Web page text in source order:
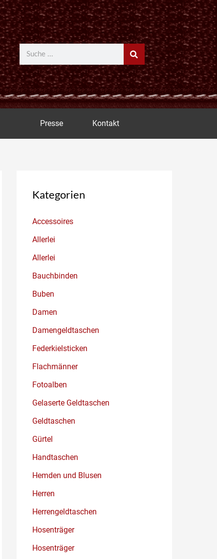
Suche
Presse Kontakt
Kategorien
Accessoires
Allerlei
Allerlei
Bauchbinden
Buben
Damen
Damengeldtaschen
Federkielsticken
Flachmänner
Fotoalben
Gelaserte Geldtaschen
Geldtaschen
Gürtel
Handtaschen
Hemden und Blusen
Herren
Herrengeldtaschen
Hosenträger
Hosenträger